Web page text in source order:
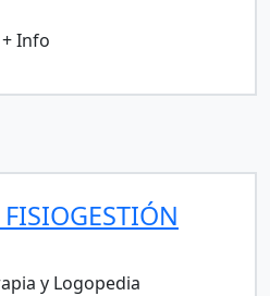
+ Info
y Logopedia